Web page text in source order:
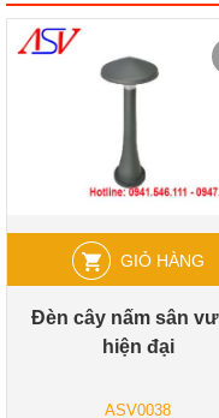
GIỎ HÀNG
Đèn cây nấm sân
hiện đại
ASV0038